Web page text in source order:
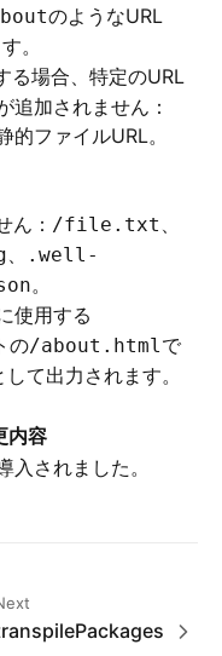
のようなURL
。
る場合、特定のURL
追加されません：
ファイルURL。
ん： /file.txt 、
、
.well-
。
使用する
の/about.htmlで
して出力されます。
内容
入されました。